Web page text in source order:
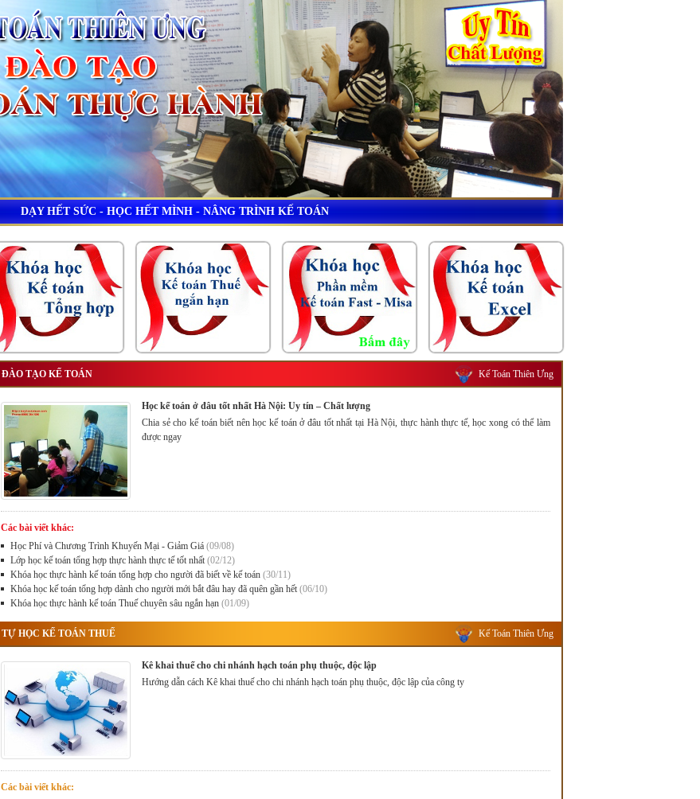
DẠY HẾT SỨC - HỌC HẾT MÌNH - NÂNG TRÌNH KẾ TOÁN
ĐÀO TẠO KẾ TOÁN Kế Toán Thiên Ưng
Học kế toán ở đâu tốt nhất Hà Nội: Uy tín – Chất lượng
Chia sẻ cho kế toán biết nên học kế toán ở đâu tốt nhất tại Hà Nội, thực hành thực tế, học xong có thể làm
được ngay
Các bài viết khác:
Học Phí và Chương Trình Khuyến Mại - Giảm Giá (09/08)
Lớp học kế toán tổng hợp thực hành thực tế tốt nhất (02/12)
Khóa học thực hành kế toán tổng hợp cho người đã biết về kế toán (30/11)
Khóa học kế toán tổng hợp dành cho người mới bắt đâu hay đã quên gần hết (06/10)
Khóa học thực hành kế toán Thuế chuyên sâu ngắn hạn (01/09)
TỰ HỌC KẾ TOÁN THUẾ Kế Toán Thiên Ưng
Kê khai thuế cho chi nhánh hạch toán phụ thuộc, độc lập
Hướng dẫn cách Kê khai thuế cho chi nhánh hạch toán phụ thuộc, độc lập của công ty
Các bài viết khác: